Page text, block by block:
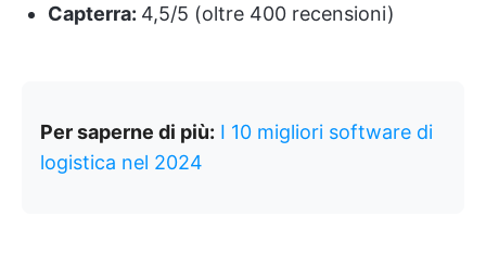
Capterra: 4,5/5 (oltre 400 recensioni)
Per saperne di più: I 10 migliori software di
logistica nel 2024